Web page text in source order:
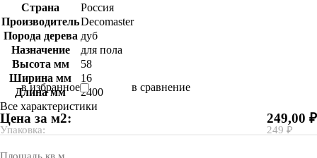
Страна
Россия
ПроизводительDecomaster
Порода дерева дуб
Назначение
для пола
Высота мм
58
Ширина мм
16
Длина мм
2400
Все характеристики
в избранное в сравнение
Цена за м2:
Упаковка:
249,00 ₽
249 ₽